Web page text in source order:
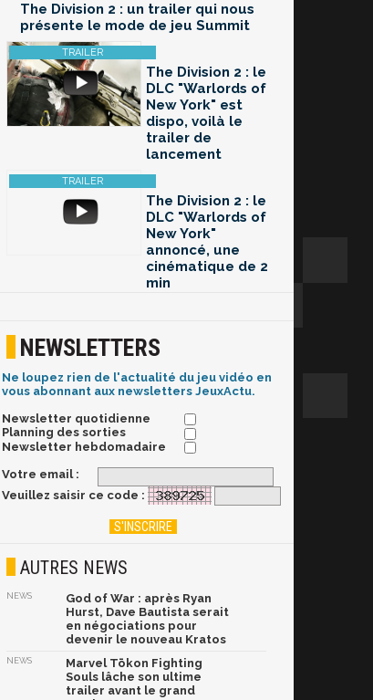
The Division 2 : un trailer qui nous
présente le mode de jeu Summit
The Division 2 : le
DLC "Warlords of
New York" est
dispo, voilà le
trailer de
lancement
The Division 2 : le
DLC "Warlords of
New York"
annoncé, une
cinématique de 2
min
NEWSLETTERS
Ne loupez rien de l'actualité du jeu vidéo en
vous abonnant aux newsletters JeuxActu.
Newsletter quotidienne
Planning des sorties
Newsletter hebdomadaire
Votre email :
Veuillez saisir ce code :
AUTRES NEWS
NEWS
God of War : après Ryan
Hurst, Dave Bautista serait
en négociations pour
devenir le nouveau Kratos
NEWS
Marvel Tōkon Fighting
Souls lâche son ultime
trailer avant le grand